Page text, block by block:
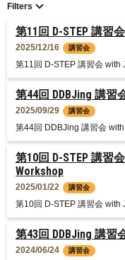
利用規約
Filters
第43回 DDBJing 講
2024/06/24 講習会
第10回 D-STEP 講習
Workshop
2025/01/22 講習会
第10回 D-STEP 講習会
第44回 DDBJing 講習
2025/09/29 講習会
第44回 DDBJing 講習会
第11回 D-STEP 講習
2025/12/16 講習会
第11回 D-STEP 講習会